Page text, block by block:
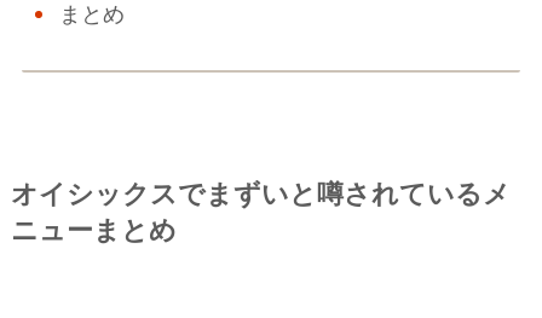
まとめ
オイシックスでまずいと噂されているメ
ニューまとめ